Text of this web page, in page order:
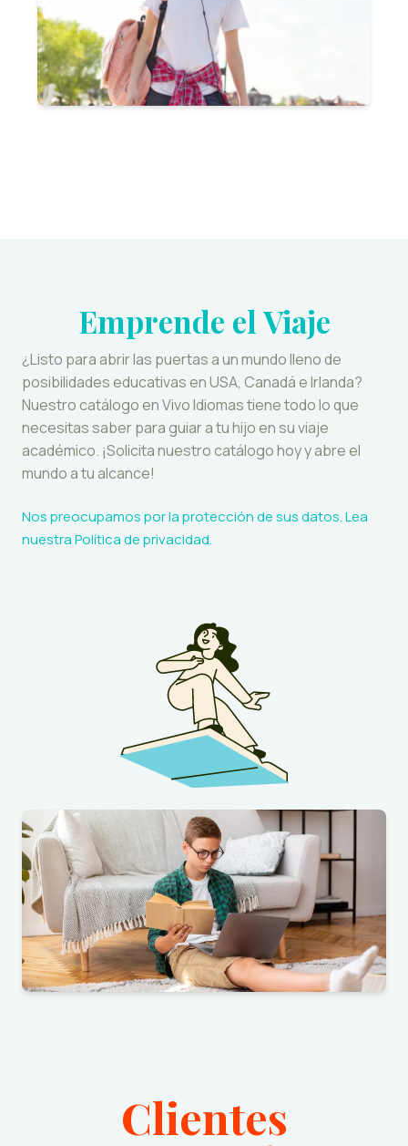
Emprende el Viaje
¿Listo para abrir las puertas a un mundo lleno de
posibilidades educativas en USA, Canadá e Irlanda?
Nuestro catálogo en Vivo Idiomas tiene todo lo que
necesitas saber para guiar a tu hijo en su viaje
académico. ¡Solicita nuestro catálogo hoy y abre el
mundo a tu alcance!
Nos preocupamos por la protección de sus datos. Lea
nuestraPolítica de privacidad.
Clientes